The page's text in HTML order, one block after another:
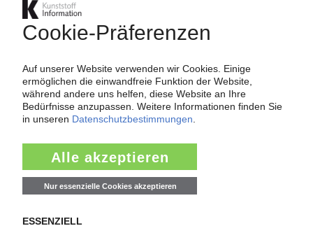
PVC-Compound-Sparte weitet
Zusammenarbeit mit Distributeur Plastcom auf
Schweden aus